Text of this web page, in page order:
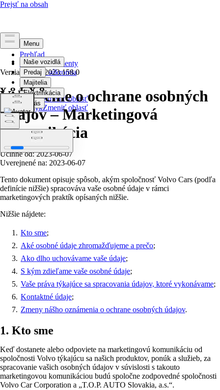
Prehľad
Právne dokumenty
Ochrana súkromia
Vyberte jazykZmeniť oblasť
Vyberte jazykZmeniť oblasť
Verzia článku 2023.158.0
Vyhlásenie o ochrane osobných
údajov – Marketingová
komunikácia
Účinné od: 2023-06-07
Uverejnené na: 2023-06-07
Tento dokument opisuje spôsob, akým spoločnosť Volvo Cars (podľa
definície nižšie) spracováva vaše osobné údaje v rámci
marketingových praktík opísaných nižšie.
Nižšie nájdete:
Kto sme;
Aké osobné údaje zhromažďujeme a prečo;
Ako dlho uchovávame vaše údaje;
S kým zdieľame vaše osobné údaje;
Vaše práva týkajúce sa spracovania údajov, ktoré vykonávame;
Kontaktné údaje;
Zmeny nášho oznámenia o ochrane osobných údajov.
1. Kto sme
Keď dostanete alebo odpoviete na marketingovú komunikáciu od
spoločnosti Volvo týkajúcu sa našich produktov, ponúk a služieb, za
spracovanie vašich osobných údajov v súvislosti s takouto
marketingovou komunikáciou budú spoločne zodpovedné spoločnosti
Volvo Car Corporation a „T.O.P. AUTO Slovakia, a.s.“.